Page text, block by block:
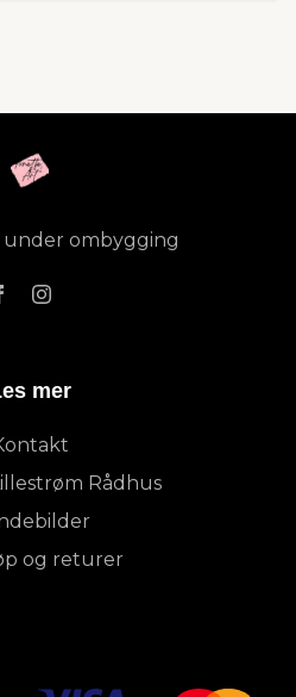
under ombygging
mer
Rådhus
og returer